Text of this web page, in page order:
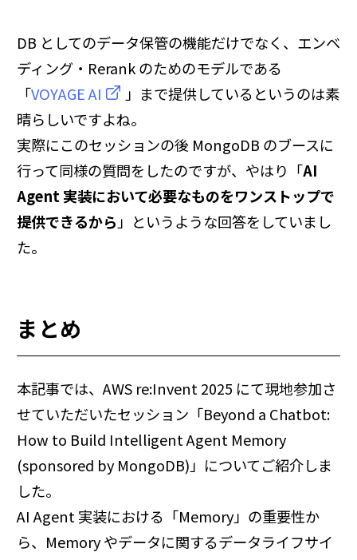
DB としてのデータ保管の機能だけでなく、エンベ
ディング・Rerank のためのモデルである
「VOYAGE AI
」まで提供しているというのは素
晴らしいですよね。
実際にこのセッションの後 MongoDB のブースに
行って同様の質問をしたのですが、やはり「AI
Agent 実装において必要なものをワンストップで
提供できるから 」というような回答をしていまし
た。
まとめ
本記事では、AWS re:Invent 2025 にて現地参加さ
せていただいたセッション「Beyond a Chatbot:
How to Build Intelligent Agent Memory
(sponsored by MongoDB)」についてご紹介しま
した。
AI Agent 実装における「Memory」の重要性か
ら、Memory やデータに関するデータライフサイ